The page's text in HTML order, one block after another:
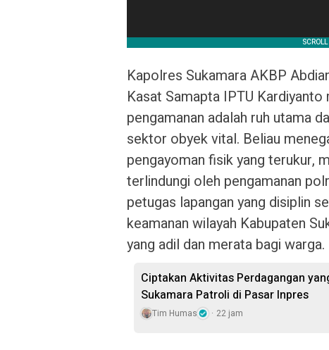
Kapolres Sukamara AKBP
Kasat Samapta IPTU
pengamanan adalah ruh utama
sektor obyek vital. Beliau
pengayoman fisik yang terukur,
terlindungi oleh pengamanan
petugas lapangan yang disiplin
keamanan wilayah Kabupaten
yang adil dan merata bagi warga.
Ciptakan Aktivitas Perdagangan
Sukamara Patroli di Pasar Inpres
Tim Humas 22 jam